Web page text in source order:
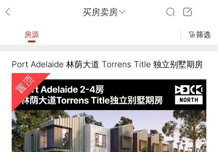
买房卖房
房源 筛选
Port Adelaide 林荫大道 Torrens Title 独立别墅期房